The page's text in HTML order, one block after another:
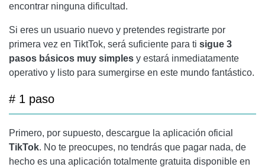
encontrar ninguna dificultad.
Si eres un usuario nuevo y pretendes registrarte por
primera vez en TiktTok, será suficiente para ti sigue 3
pasos básicos muy simples y estará inmediatamente
operativo y listo para sumergirse en este mundo fantástico.
# 1 paso
Primero, por supuesto, descargue la aplicación oficial
TikTok. No te preocupes, no tendrás que pagar nada, de
hecho es una aplicación totalmente gratuita disponible en